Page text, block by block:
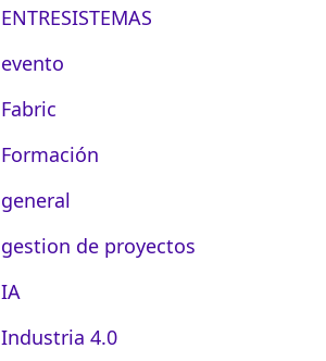
ENTRESISTEMAS
evento
Fabric
Formación
general
gestion de proyectos
IA
Industria 4.0